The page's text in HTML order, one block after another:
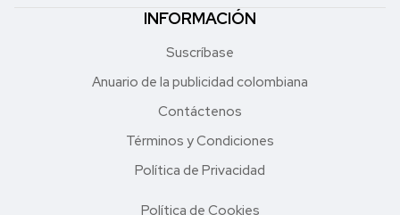
INFORMACIÓN
Suscríbase
Anuario de la publicidad colombiana
Contáctenos
Términos y Condiciones
Política de Privacidad
Política de Cookies